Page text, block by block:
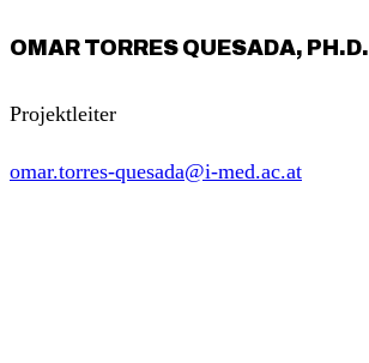
OMAR TORRES QUESADA, PH.D.
Projektleiter
omar.torres-quesada@i-med.ac.at